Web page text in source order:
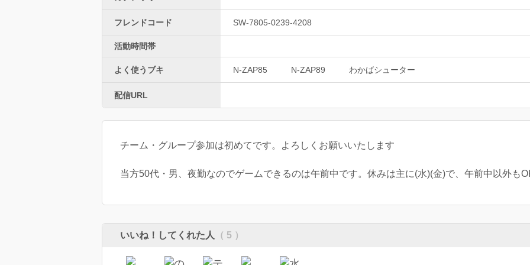
フレンドコード SW-7805-0239-4208
活動時間帯
よく使うブキ N-ZAP85 N-ZAP89 わかばシューター
配信URL
チーム・グループ参加は初めてです。よろしくお願いいたします
当方50代・男、夜勤なのでゲームできるのは午前中です。休みは主に(水)(金)で、午前中以外も
いいね！してくれた人 （ 5 ）